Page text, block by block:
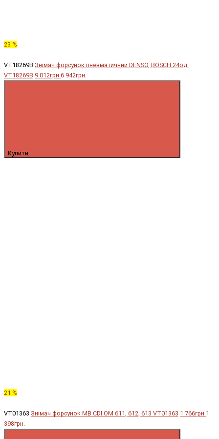
23 %
VT18269B Знімач форсунок пневматичний DENSO, BOSCH 24од.
VT18269B 9 012грн.6 942грн.
Купити
21 %
VT01363 Знімач форсунок MB CDI OM 611, 612, 613 VT01363 1 766грн.1
398грн.